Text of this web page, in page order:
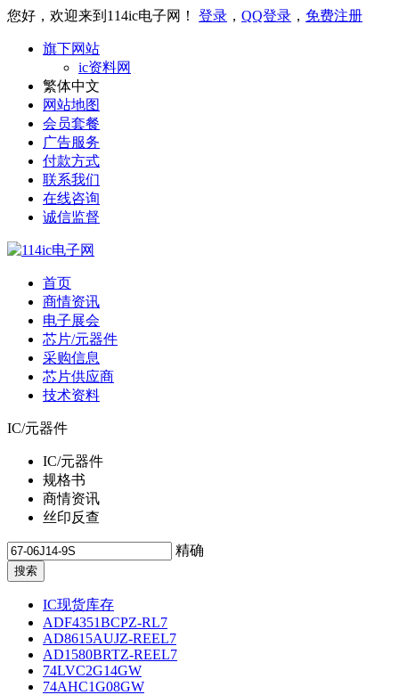
您好，欢迎来到114ic电子网！ 登录 ， QQ登录 ， 免费注册
旗下网站
ic资料网
繁体中文
网站地图
会员套餐
广告服务
付款方式
联系我们
在线咨询
诚信监督
首页
商情资讯
电子展会
芯片/元器件
采购信息
芯片供应商
技术资料
IC/元器件
IC/元器件
规格书
商情资讯
丝印反查
精确
IC现货库存
ADF4351BCPZ-RL7
AD8615AUJZ-REEL7
AD1580BRTZ-REEL7
74LVC2G14GW
74AHC1G08GW